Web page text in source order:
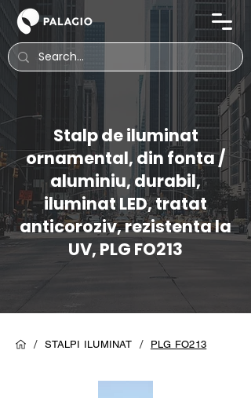
Stalp de iluminat
ornamental, din fonta /
aluminiu, durabil,
iluminat LED, tratat
anticoroziv, rezistenta la
UV, PLG FO213
/ STALPI ILUMINAT / PLG FO213